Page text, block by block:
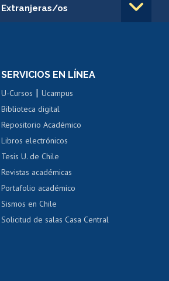
Extranjeras/os
Movilidad Estudiantil
Cursos de español
SERVICIOS EN LÍNEA
U-Cursos |Ucampus
Biblioteca digital
Repositorio Académico
Libros electrónicos
Tesis U. de Chile
Revistas académicas
Portafolio académico
Sismos en Chile
Solicitud de salas Casa Central